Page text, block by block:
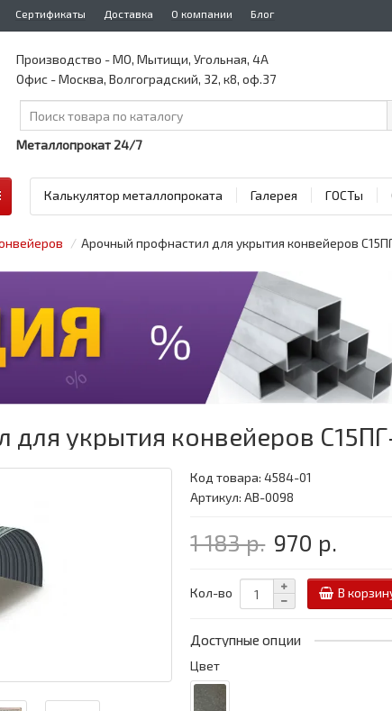
Сертификаты Доставка О компании Блог
Производство - МО, Мытищи, Угольная, 4А
Офис - Москва, Волгоградский, 32, к8, оф.37
Металлопрокат 24/7
Калькулятор металлопроката Галерея ГОСТы
Арочный профнастил для укрытия конвейеров
укрытия конвейеров
Код товара:4584-01
Артикул: АВ-0098
1 183 р. 970 р.
Кол-во В
Доступные опции
Цвет